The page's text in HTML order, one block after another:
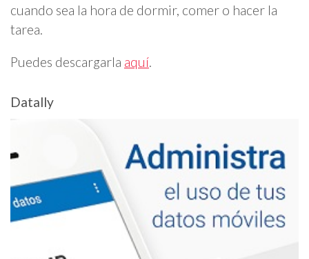
cuando sea la hora de dormir, comer o hacer la
tarea.
Puedes descargarla aquí.
Datally